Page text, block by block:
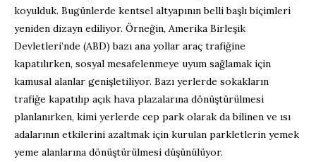
koyulduk. Bugünlerde kentsel altyapının belli başlı biçimleri
yeniden dizayn ediliyor. Örneğin, Amerika Birleşik
Devletleri’nde (ABD) bazı ana yollar araç trafiğine
kapatılırken, sosyal mesafelenmeye uyum sağlamak için
kamusal alanlar genişletiliyor. Bazı yerlerde sokakların
trafiğe kapatılıp açık hava plazalarına dönüştürülmesi
planlanırken, kimi yerlerde cep park olarak da bilinen ve ısı
adalarının etkilerini azaltmak için kurulan parkletlerin yemek
yeme alanlarına dönüştürülmesi düşünülüyor.